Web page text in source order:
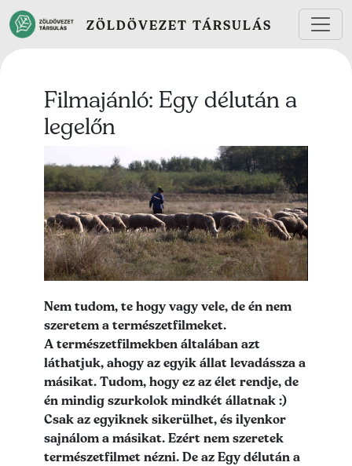
Ugrás a tartalomra
ZÖLDÖVEZET TÁRSULÁS
Filmajánló: Egy délután a
legelőn
Lead szöveg
Nem tudom, te hogy vagy vele, de én nem
szeretem a természetfilmeket.
A természetfilmekben általában azt
láthatjuk, ahogy az egyik állat levadássza a
másikat. Tudom, hogy ez az élet rendje, de
én mindig szurkolok mindkét állatnak :)
Csak az egyiknek sikerülhet, és ilyenkor
sajnálom a másikat. Ezért nem szeretek
természetfilmet nézni. De az Egy délután a